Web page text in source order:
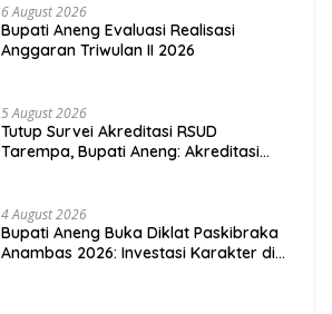
6 August 2026
Bupati Aneng Evaluasi Realisasi
Anggaran Triwulan II 2026
5 August 2026
Tutup Survei Akreditasi RSUD
Tarempa, Bupati Aneng: Akreditasi
4 August 2026
Bupati Aneng Buka Diklat Paskibraka
Anambas 2026: Investasi Karakter di